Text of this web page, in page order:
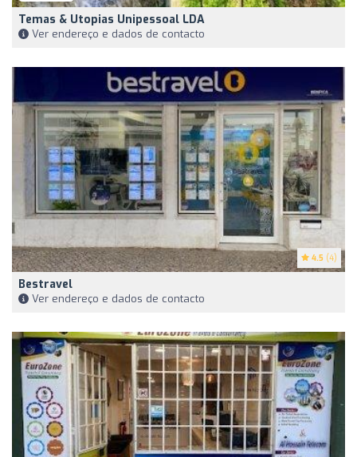
Temas & Utopias Unipessoal LDA
Ver endereço e dados de contacto
4.5 (4)
Bestravel
Ver endereço e dados de contacto